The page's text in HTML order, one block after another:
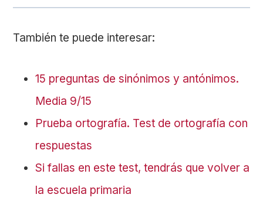
También te puede interesar:
15 preguntas de sinónimos y antónimos.
Media 9/15
Prueba ortografía. Test de ortografía con
respuestas
Si fallas en este test, tendrás que volver a
la escuela primaria